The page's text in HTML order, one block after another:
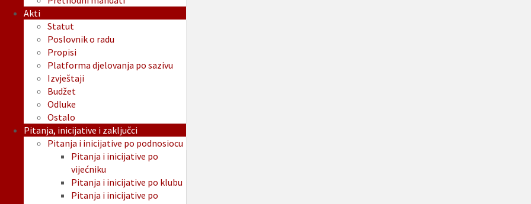
Akti
Statut
Poslovnik o radu
Propisi
Platforma djelovanja po sazivu
Izvještaji
Budžet
Odluke
Ostalo
Pitanja, inicijative i zaključci
Pitanja i inicijative po podnosiocu
Pitanja i inicijative po
vijećniku
Pitanja i inicijative po klubu
Pitanja i inicijative po